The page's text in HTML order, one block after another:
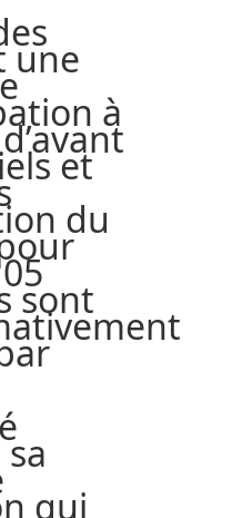
une
à
et
du
sont
qui